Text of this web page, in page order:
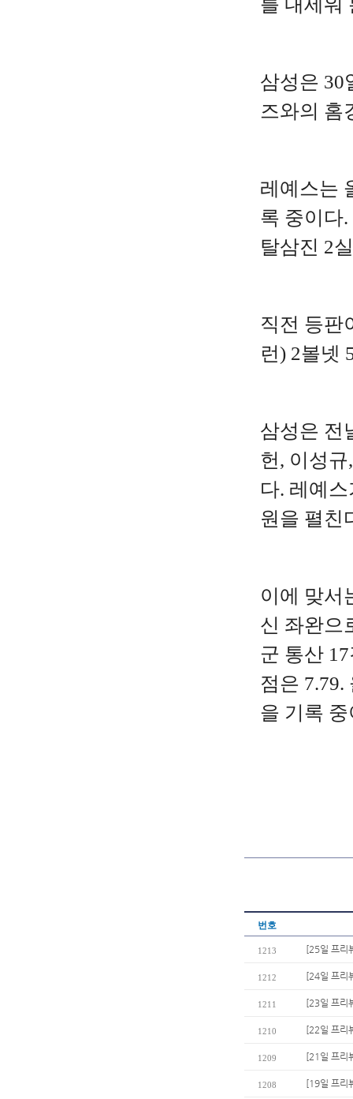
를 내세워
삼성은 30
즈와의 홈
레예스는
록 중이다
탈삼진 2
직전 등판
런) 2볼넷
삼성은 전
헌, 이성
다. 레예
원을 펼친
이에
맞서
신 좌완으
군 통산 17
점은 7.79.
을 기록 중
번호
1213 [25일 프리
1212 [24일 프리
1211 [23일 프리
1210 [22일 프리
1209 [21일 프리
1208 [19일 프리